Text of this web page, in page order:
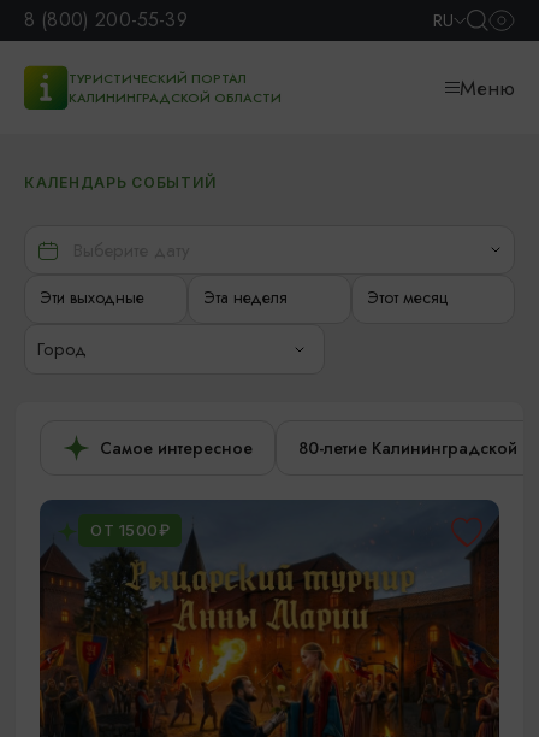
8 (800) 200-55-39 RU
ТУРИСТИЧЕСКИЙ ПОРТАЛ
КАЛИНИНГРАДСКОЙ ОБЛАСТИ
Меню
КАЛЕНДАРЬ СОБЫТИЙ
Эти выходные Эта неделя Этот месяц
Город
Самое интересное 80-летие Калининградской
ОТ 1500₽